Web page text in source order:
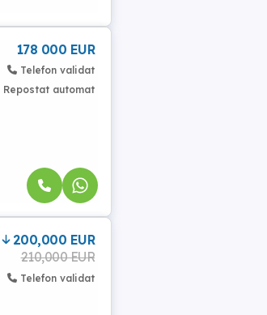
178 000 EUR
Telefon validat
Repostat automat
200,000 EUR
210,000 EUR
Telefon validat